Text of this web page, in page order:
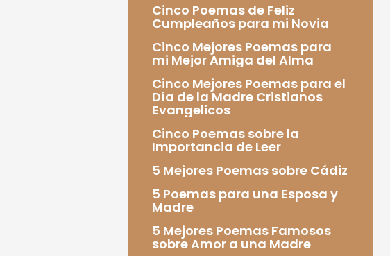
Cinco Poemas de Feliz
Cumpleaños para mi Novia
Cinco Mejores Poemas para
mi Mejor Amiga del Alma
Cinco Mejores Poemas para el
Día de la Madre Cristianos
Evangelicos
Cinco Poemas sobre la
Importancia de Leer
5 Mejores Poemas sobre Cádiz
5 Poemas para una Esposa y
Madre
5 Mejores Poemas Famosos
sobre Amor a una Madre